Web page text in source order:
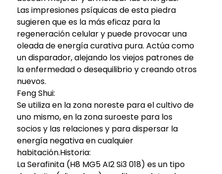
Las impresiones psíquicas de esta piedra
sugieren que es la más eficaz para la
regeneración celular y puede provocar una
oleada de energía curativa pura. Actúa como
un disparador, alejando los viejos patrones de
la enfermedad o desequilibrio y creando otros
nuevos.
Feng Shui:
Se utiliza en la zona noreste para el cultivo de
uno mismo, en la zona suroeste para los
socios y las relaciones y para dispersar la
energía negativa en cualquier
habitación.Historia:
La Serafinita (H8 MG5 AI2 Si3 018) es un tipo